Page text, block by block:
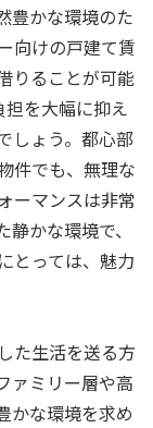
豊かな環境のた
向けの戸建て賃
りることが可能
を大幅に抑え
しょう。都心部
件でも、無理な
ーマンスは非常
かな環境で、
とっては、魅力
た生活を送る方
ァミリー層や高
かな環境を求め